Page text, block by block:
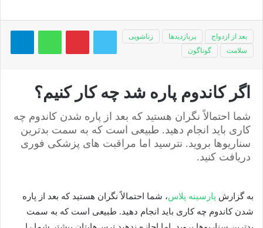
توییتر پینتریستواتس آپ
بعد از ازدواج پربازدیدها
زناشویی
سلامت
گوناگون
اگر کاندوم پاره شد چه کار کنیم؟
شما احتمالاً نگران هستید که بعد از پاره شدن کاندوم چه
کاری باید انجام دهید. طبیعی است که به سمت بدترین
سناریوها بروید. نترسید اما مراقبت های پزشکی فوری
دریافت کنید.
به گزارش پارسینه پلاس، شما احتمالاً نگران هستید که بعد از پاره
شدن کاندوم چه کاری باید انجام دهید. طبیعی است که به سمت